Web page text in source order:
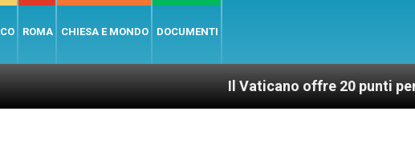
ROMA CHIESA E MONDO DOCUMENTI
Il Vaticano offre 20 punti per un accesso